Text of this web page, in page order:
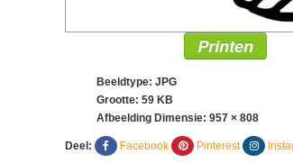
Printen
Beeldtype: JPG
Grootte: 59 KB
Afbeelding Dimensie: 957 × 808
Deel: Facebook Pinterest